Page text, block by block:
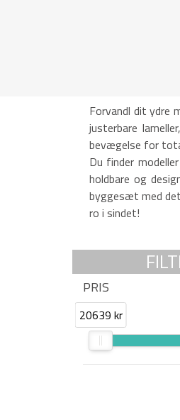
Forvandl dit ydre
justerbare
bevægelse for
Du finder
holdbare og
byggesæt med
ro i sindet!
PRIS
20639 kr